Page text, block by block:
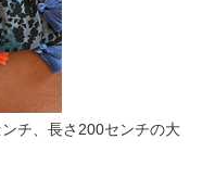
チ、長さ200センチの大